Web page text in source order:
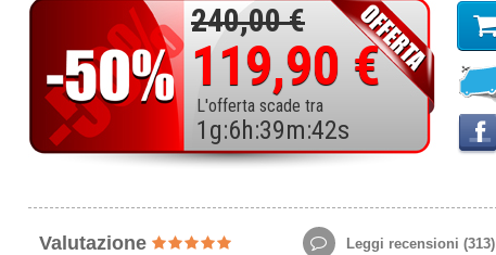
240,00 €
119,90 €
L'offerta scade tra
1 g:6h:39m:40s
Valutazione Leggi recensioni (313)